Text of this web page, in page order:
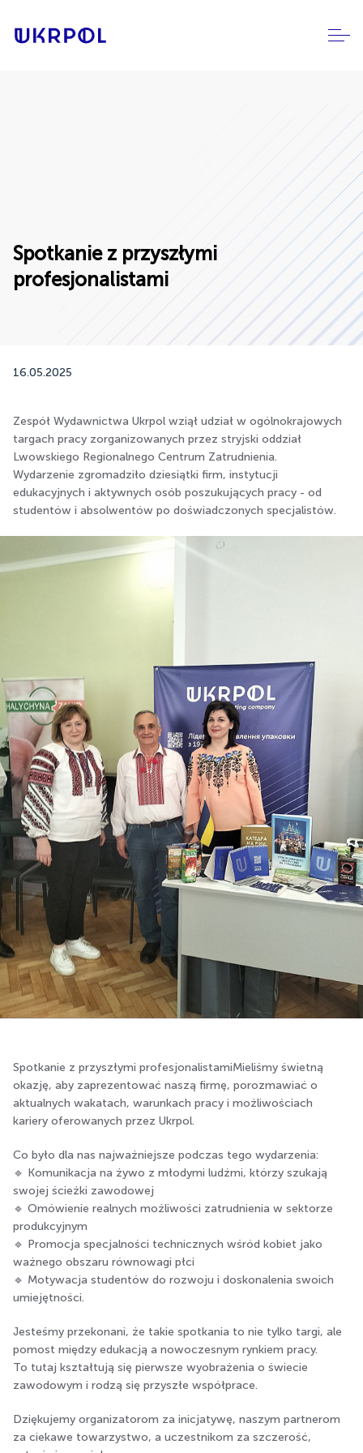
Spotkanie z przyszłymi
profesjonalistami
16.05.2025
Zespół Wydawnictwa Ukrpol wziął udział w ogólnokrajowych
targach pracy zorganizowanych przez stryjski oddział
Lwowskiego Regionalnego Centrum Zatrudnienia.
Wydarzenie zgromadziło dziesiątki firm, instytucji
edukacyjnych i aktywnych osób poszukujących pracy - od
studentów i absolwentów po doświadczonych specjalistów.
Spotkanie z przyszłymi profesjonalistamiMieliśmy świetną
okazję, aby zaprezentować naszą firmę, porozmawiać o
aktualnych wakatach, warunkach pracy i możliwościach
kariery oferowanych przez Ukrpol.
Co było dla nas najważniejsze podczas tego wydarzenia:
🔹 Komunikacja na żywo z młodymi ludźmi, którzy szukają
swojej ścieżki zawodowej
🔹 Omówienie realnych możliwości zatrudnienia w sektorze
produkcyjnym
🔹 Promocja specjalności technicznych wśród kobiet jako
ważnego obszaru równowagi płci
🔹 Motywacja studentów do rozwoju i doskonalenia swoich
umiejętności.
Jesteśmy przekonani, że takie spotkania to nie tylko targi, ale
pomost między edukacją a nowoczesnym rynkiem pracy.
To tutaj kształtują się pierwsze wyobrażenia o świecie
zawodowym i rodzą się przyszłe współprace.
Dziękujemy organizatorom za inicjatywę, naszym partnerom
za ciekawe towarzystwo, a uczestnikom za szczerość,